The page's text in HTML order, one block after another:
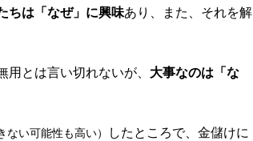
ちは「なぜ」に興味あり、また、それを解
用とは言い切れないが、 大事なのは「な
ない可能性も高い）
したところで、金儲けに